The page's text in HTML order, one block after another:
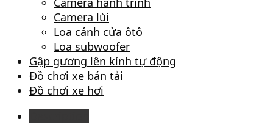
Camera lùi
Loa cánh cửa ôtô
Loa subwoofer
Gập gương lên kính tự động
Đồ chơi xe bán tải
Đồ chơi xe hơi